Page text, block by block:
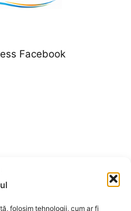
folosim tehnologii, cum ar fi